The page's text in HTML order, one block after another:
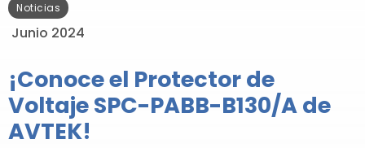
Noticias
Junio 2024
¡Conoce el Protector de
Voltaje SPC-PABB-B130/A de
AVTEK!